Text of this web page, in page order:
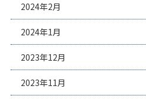
2024年2月
2024年1月
2023年12月
2023年11月